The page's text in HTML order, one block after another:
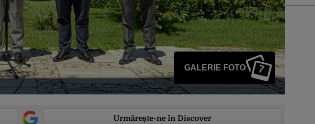
GALERIE FOTO 7
Urmărește-ne în Discover